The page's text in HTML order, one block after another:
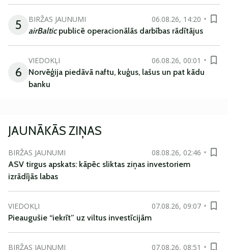
5 BIRŽAS JAUNUMI
06.08.26, 14:20
airBalticpublicē operacionālās darbības rādītājus
6
VIEDOKĻI
06.08.26, 00:01
Norvēģija piedāvā naftu, kuģus, lašus un pat kādu
banku
JAUNĀKĀS ZIŅAS
BIRŽAS JAUNUMI
08.08.26, 02:46
ASV tirgus apskats: kāpēc sliktas ziņas investoriem
izrādījās labas
VIEDOKĻI
07.08.26, 09:07
Pieaugušie “iekrīt” uz viltus investīcijām
BIRŽAS JAUNUMI 07.08.26, 08:51